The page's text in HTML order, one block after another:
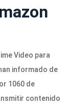
Video para
informado de
1060 de
contenido